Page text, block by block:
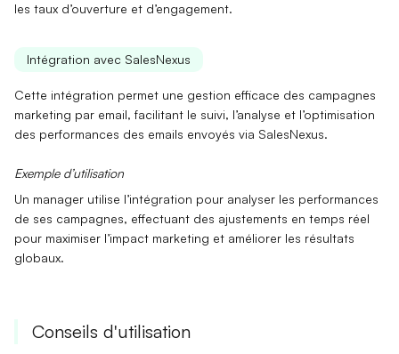
les taux d’ouverture et d’engagement.
Intégration avec SalesNexus
Cette intégration permet une gestion efficace des campagnes
marketing par email, facilitant le suivi, l’analyse et l’optimisation
des performances des emails envoyés via SalesNexus.
Exemple d’utilisation
Un manager utilise l’intégration pour analyser les performances
de ses campagnes, effectuant des ajustements en temps réel
pour maximiser l’impact marketing et améliorer les résultats
globaux.
Conseils d'utilisation